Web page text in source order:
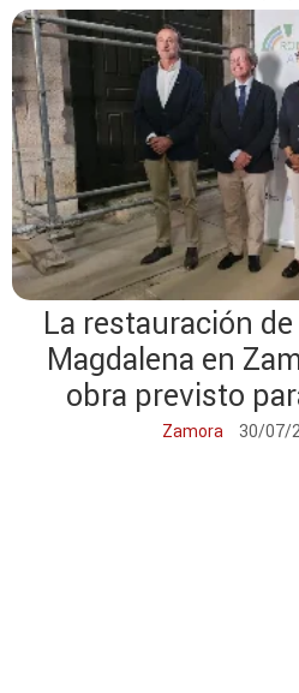
La restauración
Magdalena en
obra previsto
Zamora 30/07/